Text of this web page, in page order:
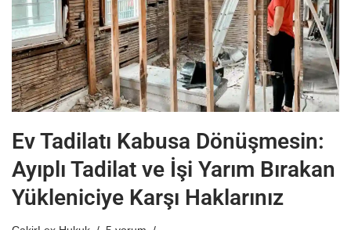
Ev Tadilatı Kabusa Dönüşmesin:
Ayıplı Tadilat ve İşi Yarım Bırakan
Yükleniciye Karşı Haklarınız